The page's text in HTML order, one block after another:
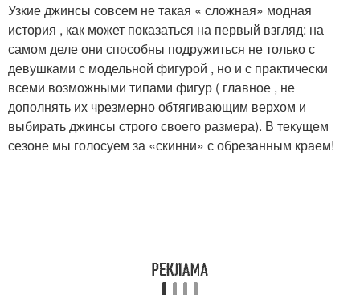
Узкие джинсы совсем не такая « сложная» модная
история , как может показаться на первый взгляд: на
самом деле они способны подружиться не только с
девушками с модельной фигурой , но и с практически
всеми возможными типами фигур ( главное , не
дополнять их чрезмерно обтягивающим верхом и
выбирать джинсы строго своего размера). В текущем
сезоне мы голосуем за «скинни» с обрезанным краем!